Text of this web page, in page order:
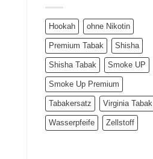
Hookah ohne Nikotin
Premium Tabak Shisha
Shisha Tabak Smoke UP
Smoke Up Premium
Tabakersatz Virginia Tabak
Wasserpfeife Zellstoff